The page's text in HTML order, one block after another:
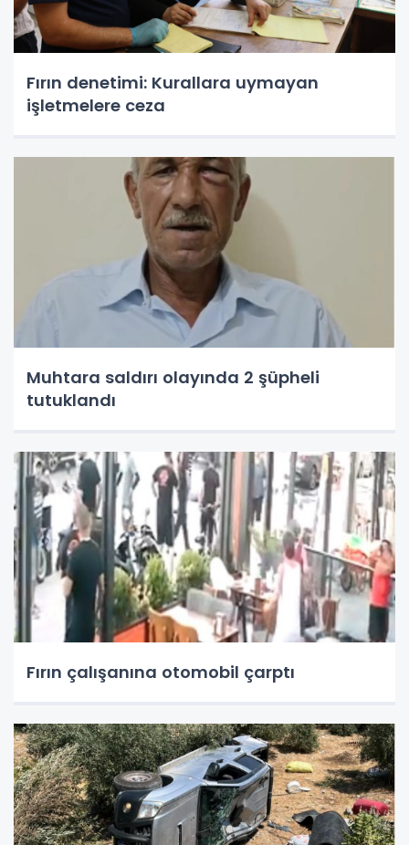
Fırın denetimi: Kurallara uymayan
işletmelere ceza
Muhtara saldırı olayında 2 şüpheli
tutuklandı
Fırın çalışanına otomobil çarptı